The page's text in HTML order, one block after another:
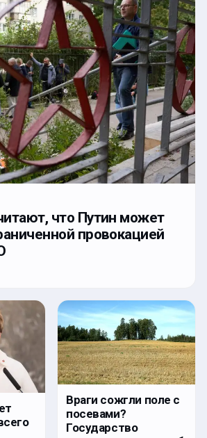
что Путин может
провокацией
Враги сожгли поле с
посевами?
Государство